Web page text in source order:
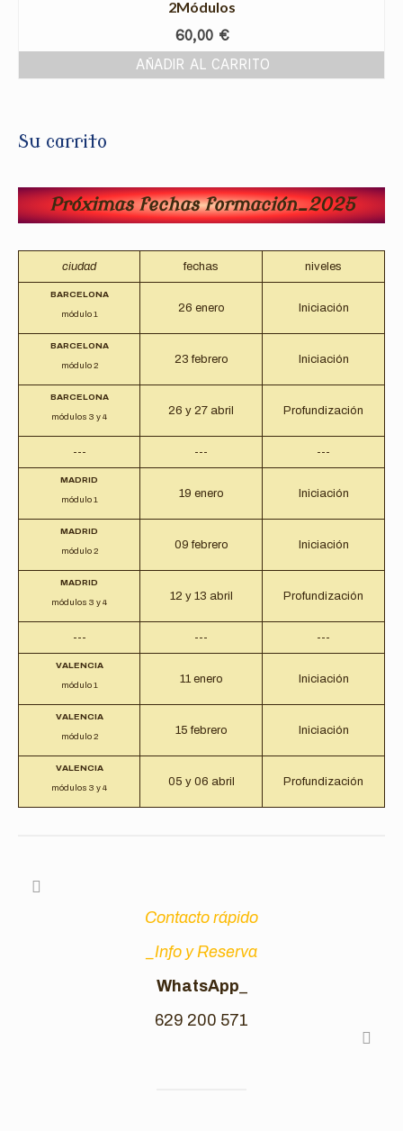
2Módulos
60,00 €
AÑADIR AL CARRITO
Su carrito
Próximas fechas formación_2025
ciudad fechas niveles
BARCELONA
módulo 1
26 enero Iniciación
BARCELONA
módulo 2
23 febrero Iniciación
BARCELONA
módulos 3 y 4
26 y 27 abril Profundización
--- --- ---
MADRID
módulo 1
19 enero Iniciación
MADRID
módulo 2
09 febrero Iniciación
MADRID
módulos 3 y 4
12 y 13 abril Profundización
--- --- ---
VALENCIA
módulo 1
11 enero Iniciación
VALENCIA
módulo 2
15 febrero Iniciación
VALENCIA
módulos 3 y 4
05 y 06 abril Profundización
Contacto rápido
_Info y Reserva
WhatsApp
629 200 571